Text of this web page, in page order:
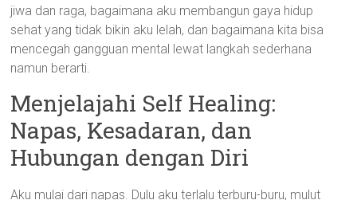
jiwa dan raga, bagaimana aku membangun gaya hidup
sehat yang tidak bikin aku lelah, dan bagaimana kita bisa
mencegah gangguan mental lewat langkah sederhana
namun berarti.
Menjelajahi Self Healing:
Napas, Kesadaran, dan
Hubungan dengan Diri
Aku mulai dari napas. Dulu aku terlalu terburu-buru, mulut